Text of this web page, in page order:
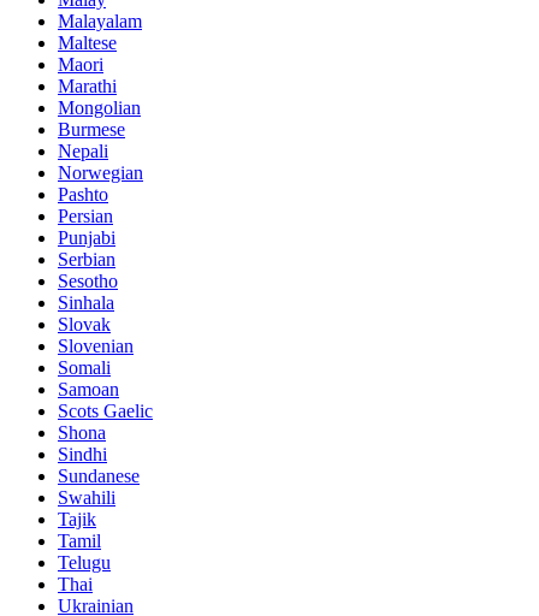
Malayalam
Maltese
Maori
Marathi
Mongolian
Burmese
Nepali
Norwegian
Pashto
Persian
Punjabi
Serbian
Sesotho
Sinhala
Slovak
Slovenian
Somali
Samoan
Scots Gaelic
Shona
Sindhi
Sundanese
Swahili
Tajik
Tamil
Telugu
Thai
Ukrainian